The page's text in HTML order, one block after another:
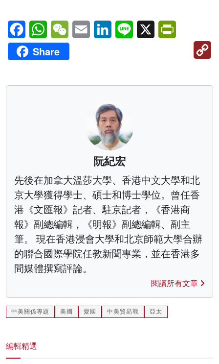
FacebookWhatsAppWeChatEmail LinkedInLine X
Share
阮紀宏
先後在加拿大溫莎大學、香港中文大學和北
京大學獲得學士、碩士和博士學位。曾任香
港《文匯報》記者、駐京記者，《香港商
報》副總編輯，《明報》副總編輯、副主
筆。 現在香港浸會大學和北京師範大學合辦
的聯合國際學院任教新聞專業，並在香港多
間媒體撰寫評論。
閱讀所有文章
中美關係專題 美國 愛國 中美貿易戰 亞太
編輯精選